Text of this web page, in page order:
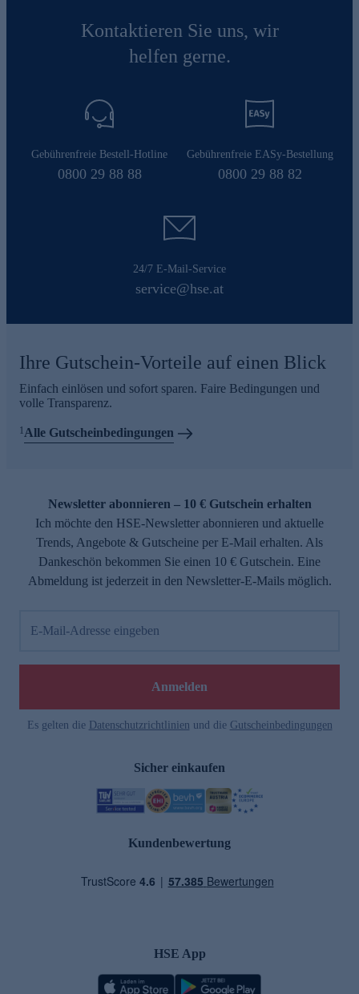
Kontaktieren Sie uns, wir
helfen gerne.
Gebührenfreie Bestell-Hotline
0800 29 88 88
Gebührenfreie EASy-Bestellung
0800 29 88 82
24/7 E-Mail-Service
service@hse.at
Ihre Gutschein-Vorteile auf einen Blick
Einfach einlösen und sofort sparen. Faire Bedingungen und
volle Transparenz.
1 Alle Gutscheinbedingungen
Newsletter abonnieren – 10 € Gutschein erhalten
Ich möchte den HSE-Newsletter abonnieren und aktuelle
Trends, Angebote & Gutscheine per E-Mail erhalten. Als
Dankeschön bekommen Sie einen 10 € Gutschein. Eine
Abmeldung ist jederzeit in den Newsletter-E-Mails möglich.
E-Mail-Adresse eingeben
Anmelden
Es gelten die Datenschutzrichtlinien und die Gutscheinbedingungen
Sicher einkaufen
Kundenbewertung
HSE App